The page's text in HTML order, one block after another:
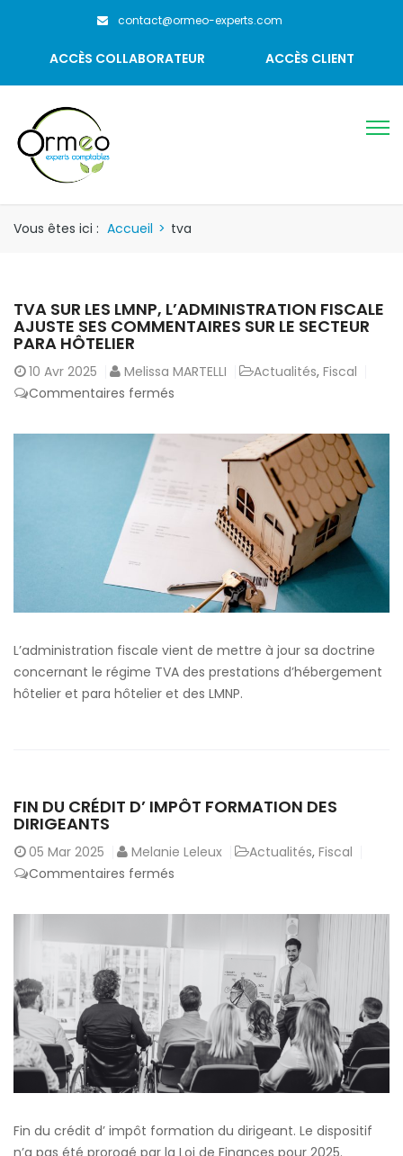
contact@ormeo-experts.com
ACCÈS COLLABORATEUR ACCÈS CLIENT
Vous êtes ici : Accueil > tva
TVA SUR LES LMNP, L’ADMINISTRATION FISCALE
AJUSTE SES COMMENTAIRES SUR LE SECTEUR
PARA HÔTELIER
10 Avr 2025 Melissa MARTELLI Actualités, Fiscal
Commentaires fermés
sur
l’administration
fiscale
ajuste
commentaires
sur
secteur
para
hôtelier
L’administration fiscale vient de mettre à jour sa doctrine
concernant le régime TVA des prestations d’hébergement
hôtelier et para hôtelier et des LMNP.
FIN DU CRÉDIT D’ IMPÔT FORMATION DES
DIRIGEANTS
05 Mar 2025 Melanie Leleux Actualités, Fiscal
Commentaires fermés
du
formation
des
dirigeants
Fin du crédit d’ impôt formation du dirigeant. Le dispositif